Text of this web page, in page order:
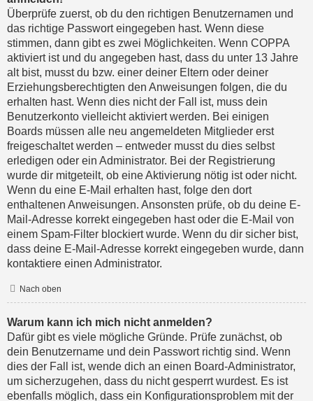
Überprüfe zuerst, ob du den richtigen Benutzernamen und
das richtige Passwort eingegeben hast. Wenn diese
stimmen, dann gibt es zwei Möglichkeiten. Wenn COPPA
aktiviert ist und du angegeben hast, dass du unter 13 Jahre
alt bist, musst du bzw. einer deiner Eltern oder deiner
Erziehungsberechtigten den Anweisungen folgen, die du
erhalten hast. Wenn dies nicht der Fall ist, muss dein
Benutzerkonto vielleicht aktiviert werden. Bei einigen
Boards müssen alle neu angemeldeten Mitglieder erst
freigeschaltet werden – entweder musst du dies selbst
erledigen oder ein Administrator. Bei der Registrierung
wurde dir mitgeteilt, ob eine Aktivierung nötig ist oder nicht.
Wenn du eine E-Mail erhalten hast, folge den dort
enthaltenen Anweisungen. Ansonsten prüfe, ob du deine E-
Mail-Adresse korrekt eingegeben hast oder die E-Mail von
einem Spam-Filter blockiert wurde. Wenn du dir sicher bist,
dass deine E-Mail-Adresse korrekt eingegeben wurde, dann
kontaktiere einen Administrator.
Nach oben
Warum kann ich mich nicht anmelden?
Dafür gibt es viele mögliche Gründe. Prüfe zunächst, ob
dein Benutzername und dein Passwort richtig sind. Wenn
dies der Fall ist, wende dich an einen Board-Administrator,
um sicherzugehen, dass du nicht gesperrt wurdest. Es ist
ebenfalls möglich, dass ein Konfigurationsproblem mit der